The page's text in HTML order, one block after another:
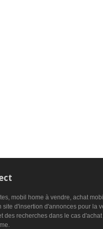
mobil home à vendre, achat
site d'insertion d'annonces pour la
des recherches dans le cas